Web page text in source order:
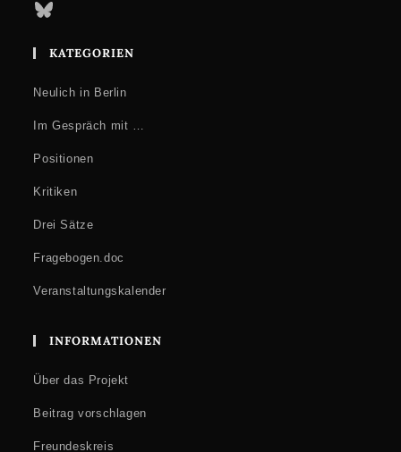
Bluesky
KATEGORIEN
Neulich in Berlin
Im Gespräch mit …
Positionen
Kritiken
Drei Sätze
Fragebogen.doc
Veranstaltungskalender
INFORMATIONEN
Über das Projekt
Beitrag vorschlagen
Freundeskreis